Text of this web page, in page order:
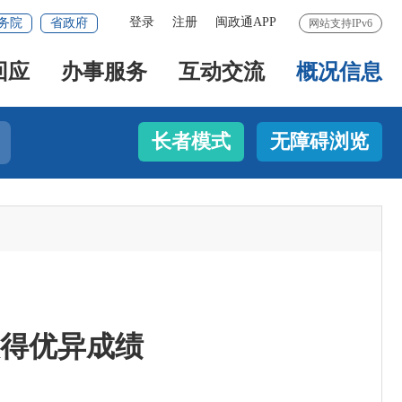
网站支持IPv6
登录 注册 闽政通APP
院 省政府
应 办事服务 互动交流 概况信息
长者模式 无障碍浏览
优异成绩